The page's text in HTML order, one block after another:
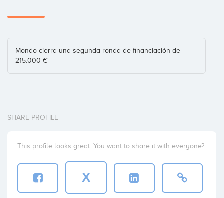
Mondo cierra una segunda ronda de financiación de
215.000 €
SHARE PROFILE
This profile looks great. You want to share it with everyone?
X